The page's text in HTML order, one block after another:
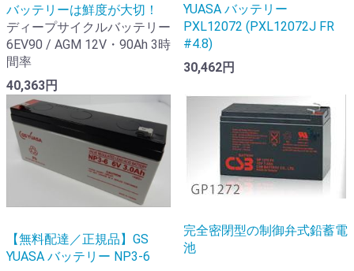
バッテリーは鮮度が大切！
ディープサイクルバッテリー
6EV90 / AGM 12V・90Ah 3時
間率
40,363円
YUASA バッテリー
PXL12072 (PXL12072J FR
#4.8)
30,462円
【無料配達／正規品】GS
YUASA バッテリー NP3-6
完全密閉型の制御弁式鉛蓄電
池